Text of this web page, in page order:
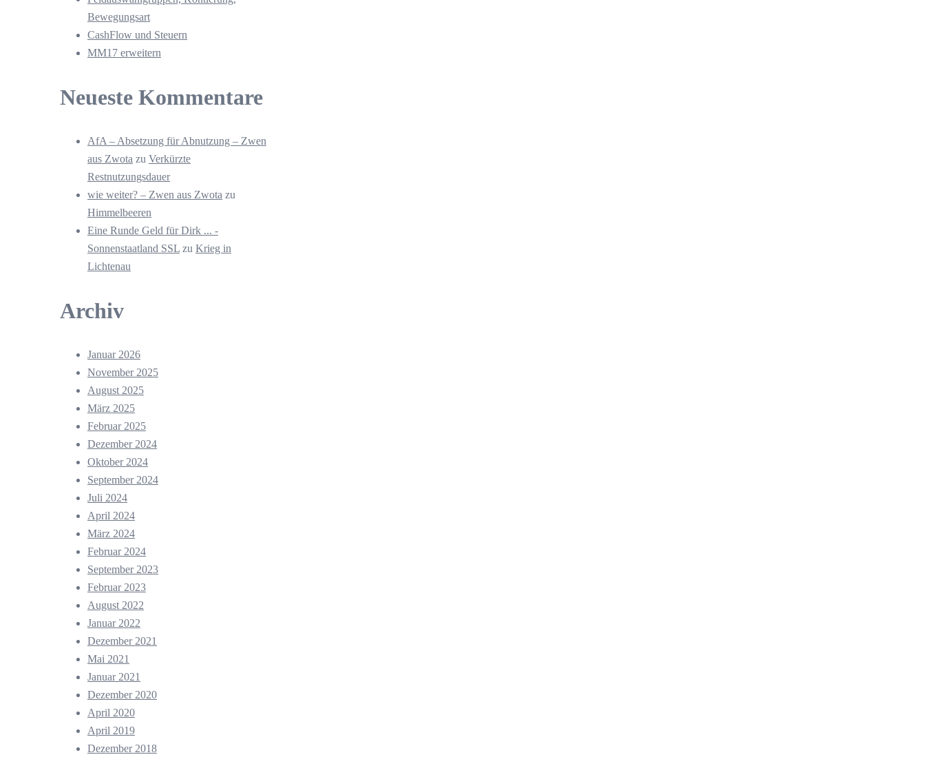
Bewegungsart
CashFlow und Steuern
MM17 erweitern
Neueste Kommentare
AfA – Absetzung für Abnutzung – Zwen
aus Zwota zu Verkürzte
Restnutzungsdauer
wie weiter? – Zwen aus Zwota zu
Himmelbeeren
Eine Runde Geld für Dirk ... -
Sonnenstaatland SSL zu Krieg in
Lichtenau
Archiv
Januar 2026
November 2025
August 2025
März 2025
Februar 2025
Dezember 2024
Oktober 2024
September 2024
Juli 2024
April 2024
März 2024
Februar 2024
September 2023
Februar 2023
August 2022
Januar 2022
Dezember 2021
Mai 2021
Januar 2021
Dezember 2020
April 2020
April 2019
Dezember 2018